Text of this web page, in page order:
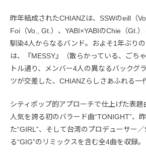
昨年結成されたCHIANZは、SSWのeill（
Foi（Vo., Gt.）、YABI×YABIのChie（Gt.
馴染4人からなるバンド。およそ1年ぶり
は、『MESSY』（散らかっている、ごち
トル通り、メンバー4人の異なるバックグ
ツが交差した、CHIANZらしさあふれる一
シティポップ的アプローチで仕上げた表題
人気を誇る初のバラード曲“TONIGHT”、
た“GIRL”、そして台湾のプロデューサー
る“GIG”のリミックスを含む全4曲を収録。